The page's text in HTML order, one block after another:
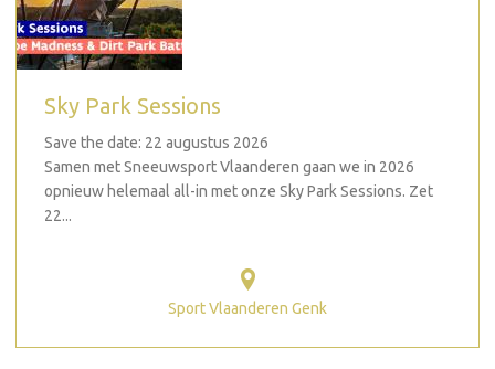
Sky Park Sessions
Save the date: 22 augustus 2026
Samen met Sneeuwsport Vlaanderen gaan we in 2026
opnieuw helemaal all-in met onze Sky Park Sessions. Zet
22...
Sport Vlaanderen Genk